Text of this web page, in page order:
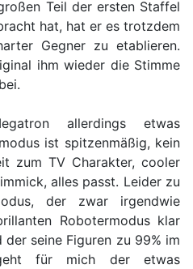
Teil der ersten Staffel
hat, hat er es trotzdem
Gegner zu etablieren.
ihm wieder die Stimme
allerdings etwas
ist spitzenmäßig, kein
zum TV Charakter, cooler
alles passt. Leider zu
der zwar irgendwie
Robotermodus klar
seine Figuren zu 99% im
für mich der etwas